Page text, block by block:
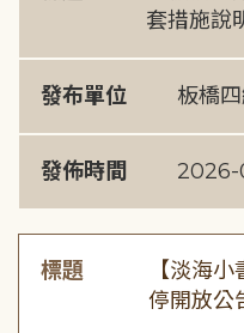
套措施說
發布單位 板橋
發佈時間
標題
【淡海
停開放公